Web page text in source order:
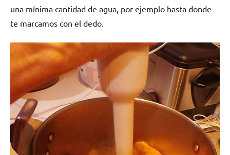
una mínima cantidad de agua, por ejemplo hasta donde
te marcamos con el dedo.